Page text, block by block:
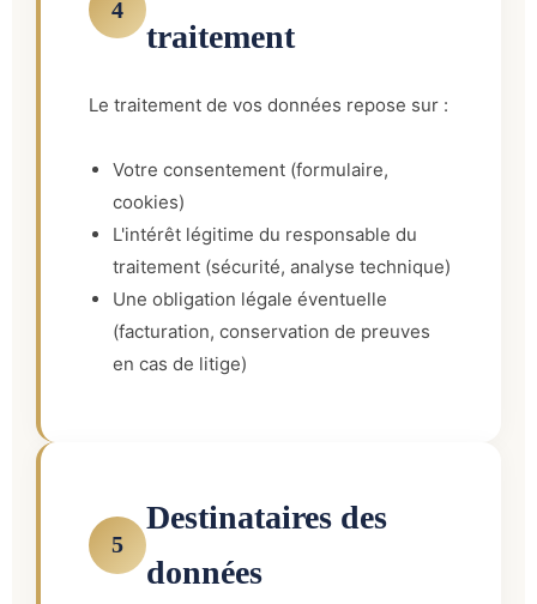
4
traitement
Le traitement de vos données repose sur :
Votre consentement (formulaire,
cookies)
L'intérêt légitime du responsable du
traitement (sécurité, analyse technique)
Une obligation légale éventuelle
(facturation, conservation de preuves
en cas de litige)
5
Destinataires des
données